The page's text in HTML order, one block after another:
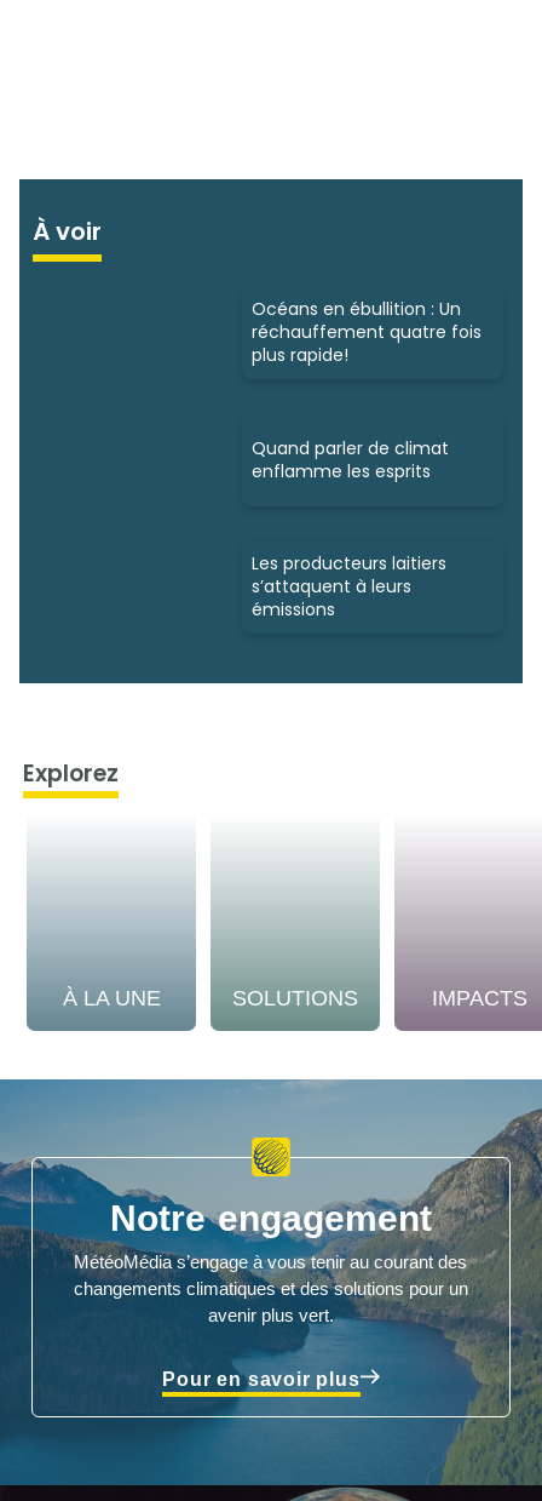
À voir
Océans en ébullition : Un
réchauffement quatre fois
plus rapide!
Quand parler de climat
enflamme les esprits
Les producteurs laitiers
s’attaquent à leurs
émissions
Explorez
À LA UNE SOLUTIONS IMPACTS
Notre engagement
MétéoMédia s’engage à vous tenir au courant des
changements climatiques et des solutions pour un
avenir plus vert.
Pour en savoir plus